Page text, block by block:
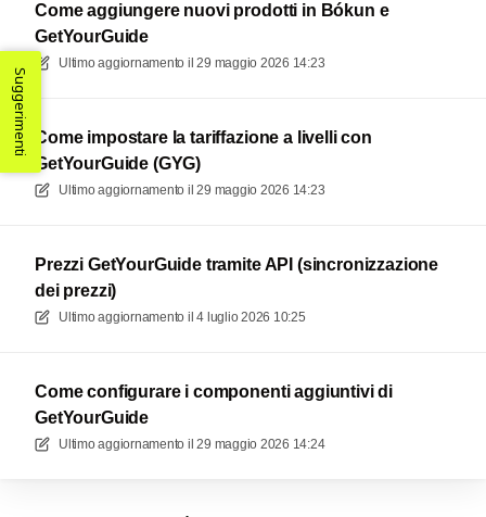
Come aggiungere nuovi prodotti in Bókun e
GetYourGuide
Ultimo aggiornamento il 29 maggio 2026 14:23
Come impostare la tariffazione a livelli con
GetYourGuide (GYG)
Ultimo aggiornamento il 29 maggio 2026 14:23
Prezzi GetYourGuide tramite API (sincronizzazione
dei prezzi)
Ultimo aggiornamento il 4 luglio 2026 10:25
Come configurare i componenti aggiuntivi di
GetYourGuide
Ultimo aggiornamento il 29 maggio 2026 14:24
Suggerimenti